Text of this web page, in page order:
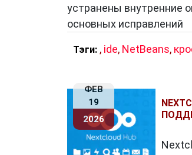
устранены внутренние
основных исправлений
Тэги: , ide, NetBeans,
ФЕВ
19
2026